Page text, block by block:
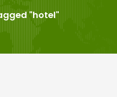
"hotel"